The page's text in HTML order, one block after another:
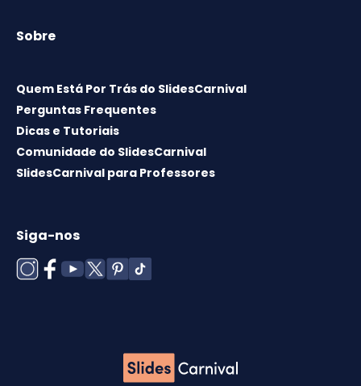
Sobre
Quem Está Por Trás do SlidesCarnival
Perguntas Frequentes
Dicas e Tutoriais
Comunidade do SlidesCarnival
SlidesCarnival para Professores
Siga-nos